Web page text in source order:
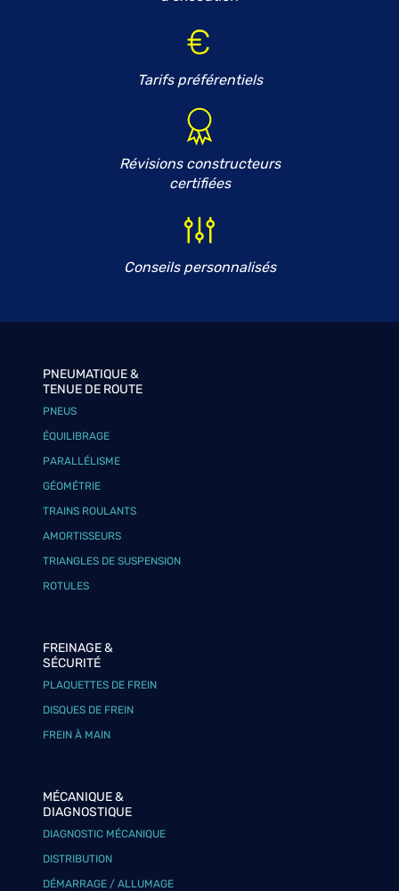
Tarifs préférentiels
Révisions constructeurs
certifiées
Conseils personnalisés
PNEUMATIQUE &
TENUE DE ROUTE
PNEUS
ÉQUILIBRAGE
PARALLÉLISME
GÉOMÉTRIE
TRAINS ROULANTS
AMORTISSEURS
TRIANGLES DE SUSPENSION
ROTULES
FREINAGE &
SÉCURITÉ
PLAQUETTES DE FREIN
DISQUES DE FREIN
FREIN À MAIN
MÉCANIQUE &
DIAGNOSTIQUE
DIAGNOSTIC MÉCANIQUE
DISTRIBUTION
DÉMARRAGE / ALLUMAGE